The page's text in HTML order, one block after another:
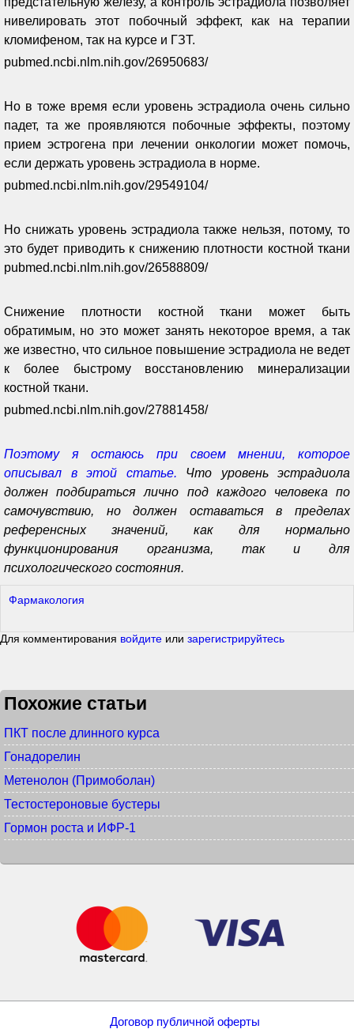
нивелировать этот побочный эффект, как на терапии
кломифеном, так на курсе и ГЗТ.
pubmed.ncbi.nlm.nih.gov/26950683/
Но в тоже время если уровень эстрадиола очень сильно
падет, та же проявляются побочные эффекты, поэтому
прием эстрогена при лечении онкологии может помочь,
если держать уровень эстрадиола в норме.
pubmed.ncbi.nlm.nih.gov/29549104/
Но снижать уровень эстрадиола также нельзя, потому, то
это будет приводить к снижению плотности костной ткани
pubmed.ncbi.nlm.nih.gov/26588809/
Снижение плотности костной ткани может быть
обратимым, но это может занять некоторое время, а так
же известно, что сильное повышение эстрадиола не ведет
к более быстрому восстановлению минерализации
костной ткани.
pubmed.ncbi.nlm.nih.gov/27881458/
Поэтому я остаюсь при своем мнении, которое
описывал в этой статье.
Что уровень эстрадиола
должен подбираться лично под каждого человека по
самочувствию, но должен оставаться в пределах
референсных значений, как для нормально
функционирования организма, так и для
психологического состояния.
Фармакология
Для комментирования войдите или зарегистрируйтесь
Похожие статьи
ПКТ после длинного курса
Гонадорелин
Метенолон (Примоболан)
Тестостероновые бустеры
Гормон роста и ИФР-1
Договор публичной оферты